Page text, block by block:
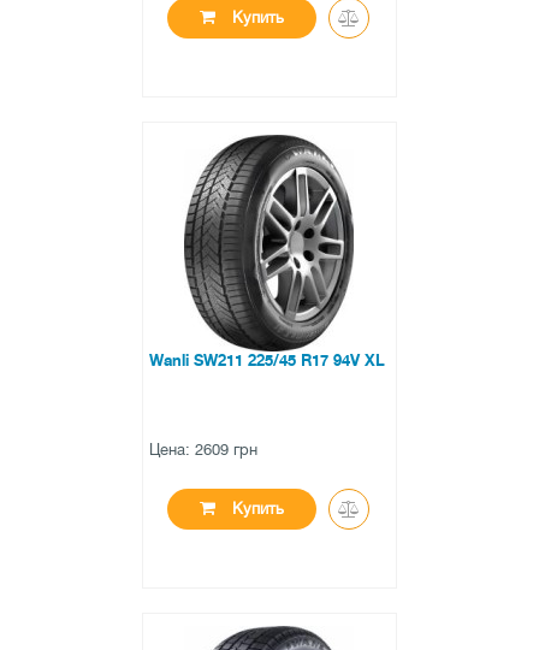
Купить
в наличии
0 отзывов
Wanli SW211 225/45 R17 94V XL
Цена: 2609 грн
Купить
в наличии